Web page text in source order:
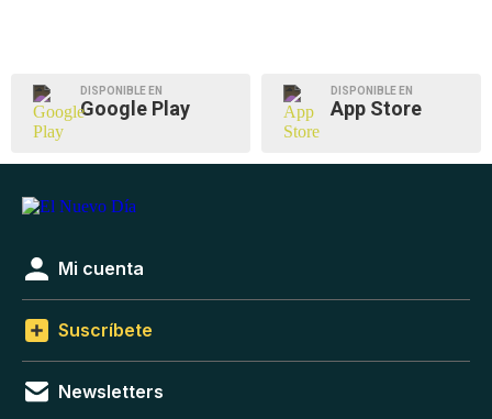
DISPONIBLE EN
Google Play
DISPONIBLE EN
App Store
Mi cuenta
Suscríbete
Newsletters